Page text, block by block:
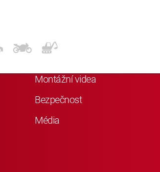
Montážní videa
Bezpečnost
Média